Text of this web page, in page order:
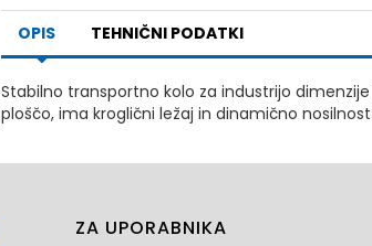
OPIS TEHNIČNI PODATKI
Stabilno transportno kolo za industrijo
ploščo, ima kroglični ležaj in dinamično
ZA UPORABNIKA